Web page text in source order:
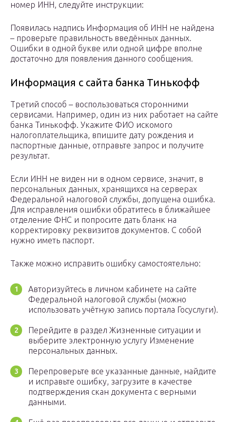
номер ИНН, следуйте инструкции:
Появилась надпись Информация об ИНН не найдена
– проверьте правильность введённых данных.
Ошибки в одной букве или одной цифре вполне
достаточно для появления данного сообщения.
Информация с сайта банка Тинькофф
Третий способ – воспользоваться сторонними
сервисами. Например, один из них работает на сайте
банка Тинькофф. Укажите ФИО искомого
налогоплательщика, впишите дату рождения и
паспортные данные, отправьте запрос и получите
результат.
Если ИНН не виден ни в одном сервисе, значит, в
персональных данных, хранящихся на серверах
Федеральной налоговой службы, допущена ошибка.
Для исправления ошибки обратитесь в ближайшее
отделение ФНС и попросите дать бланк на
корректировку реквизитов документов. С собой
нужно иметь паспорт.
Также можно исправить ошибку самостоятельно:
Авторизуйтесь в личном кабинете на сайте
Федеральной налоговой службы (можно
использовать учётную запись портала Госуслуги).
Перейдите в раздел Жизненные ситуации и
выберите электронную услугу Изменение
персональных данных.
Перепроверьте все указанные данные, найдите
и исправьте ошибку, загрузите в качестве
подтверждения скан документа с верными
данными.